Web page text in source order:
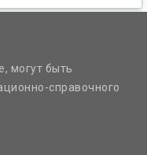
могут быть
справочного